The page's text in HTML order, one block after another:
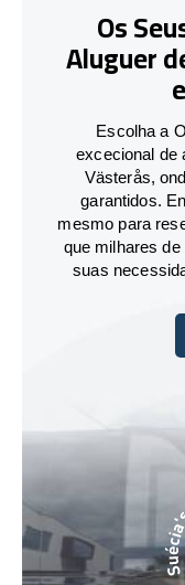
Os
Aluguer
Escolha a
excecional de
Västerås,
garantidos.
mesmo para
que milhares
suas